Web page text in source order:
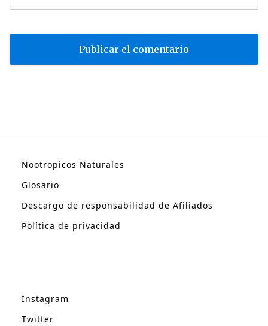
Nootropicos Naturales
Glosario
Descargo de responsabilidad de Afiliados
Política de privacidad
Instagram
Twitter